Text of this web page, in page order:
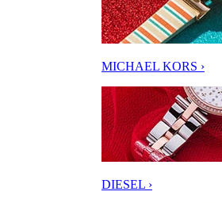
MICHAEL KORS ›
DIESEL ›